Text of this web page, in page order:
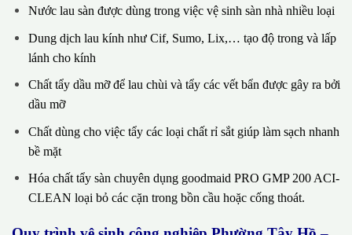
Nước lau sàn được dùng trong việc vệ sinh sàn nhà nhiều loại
Dung dịch lau kính như Cif, Sumo, Lix,… tạo độ trong và lấp
lánh cho kính
Chất tẩy dầu mỡ để lau chùi và tẩy các vết bẩn được gây ra bởi
dầu mỡ
Chất dùng cho việc tẩy các loại chất rỉ sắt giúp làm sạch nhanh
bề mặt
Hóa chất tẩy sàn chuyên dụng goodmaid PRO GMP 200 ACI-
CLEAN loại bỏ các cặn trong bồn cầu hoặc cống thoát.